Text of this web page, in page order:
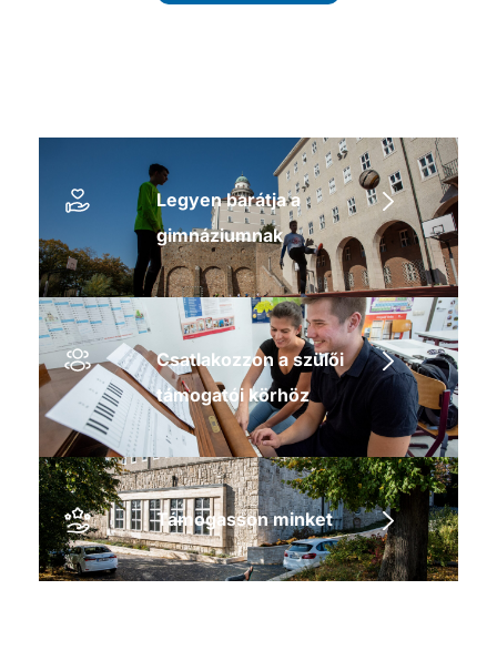
Legyen barátja a
gimnáziumnak
Csatlakozzon a szülői
támogatói körhöz
Támogasson minket